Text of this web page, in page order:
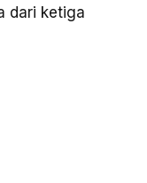
dari ketiga